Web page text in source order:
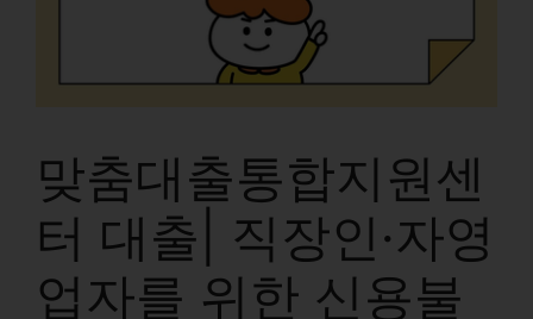
맞춤대출통합지원센
터 대출| 직장인·자영
업자를 위한 신용불